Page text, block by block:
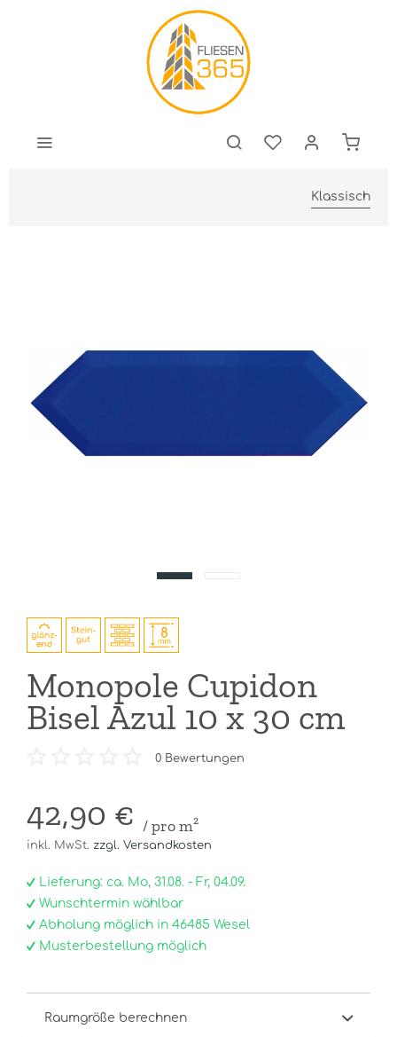
Klassisch
Monopole Cupidon
Bisel Azul 10 x 30 cm
0 Bewertungen
42,90 € / pro m²
inkl. MwSt. zzgl. Versandkosten
Lieferung: ca. Mo, 31.08. - Fr, 04.09.
Wunschtermin wählbar
Abholung möglich in 46485 Wesel
Musterbestellung möglich
Raumgröße berechnen